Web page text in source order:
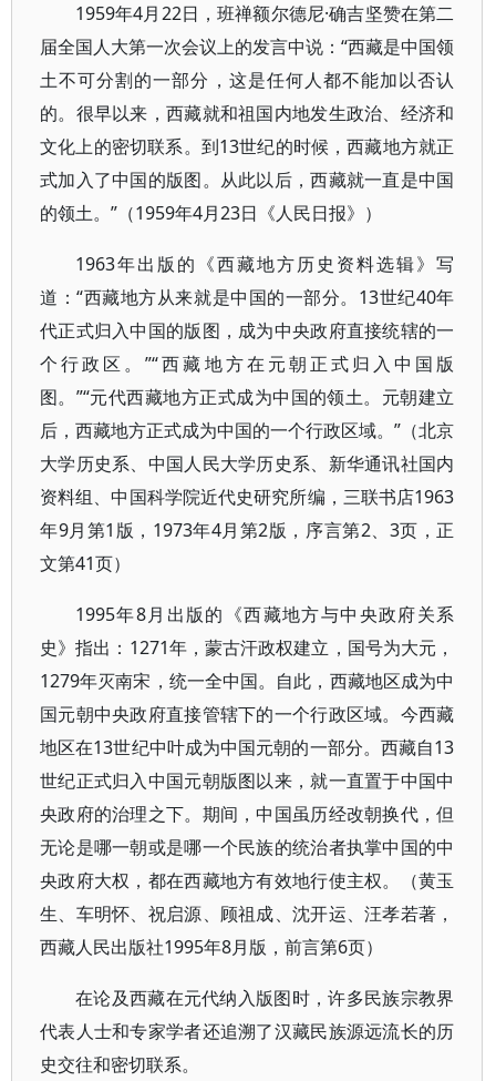
1959年4月22日，班禅额尔德尼·确吉坚赞在第二
届全国人大第一次会议上的发言中说：“西藏是中国领
土不可分割的一部分，这是任何人都不能加以否认
的。很早以来，西藏就和祖国内地发生政治、经济和
文化上的密切联系。到13世纪的时候，西藏地方就正
式加入了中国的版图。从此以后，西藏就一直是中国
的领土。”（1959年4月23日《人民日报》）
1963年出版的《西藏地方历史资料选辑》写
道：“西藏地方从来就是中国的一部分。13世纪40年
代正式归入中国的版图，成为中央政府直接统辖的一
个行政区。”“西藏地方在元朝正式归入中国版
图。”“元代西藏地方正式成为中国的领土。元朝建立
后，西藏地方正式成为中国的一个行政区域。”（北京
大学历史系、中国人民大学历史系、新华通讯社国内
资料组、中国科学院近代史研究所编，三联书店1963
年9月第1版，1973年4月第2版，序言第2、3页，正
文第41页）
1995年8月出版的《西藏地方与中央政府关系
史》指出：1271年，蒙古汗政权建立，国号为大元，
1279年灭南宋，统一全中国。自此，西藏地区成为中
国元朝中央政府直接管辖下的一个行政区域。今西藏
地区在13世纪中叶成为中国元朝的一部分。西藏自13
世纪正式归入中国元朝版图以来，就一直置于中国中
央政府的治理之下。期间，中国虽历经改朝换代，但
无论是哪一朝或是哪一个民族的统治者执掌中国的中
央政府大权，都在西藏地方有效地行使主权。（黄玉
生、车明怀、祝启源、顾祖成、沈开运、汪孝若著，
西藏人民出版社1995年8月版，前言第6页）
在论及西藏在元代纳入版图时，许多民族宗教界
代表人士和专家学者还追溯了汉藏民族源远流长的历
史交往和密切联系。